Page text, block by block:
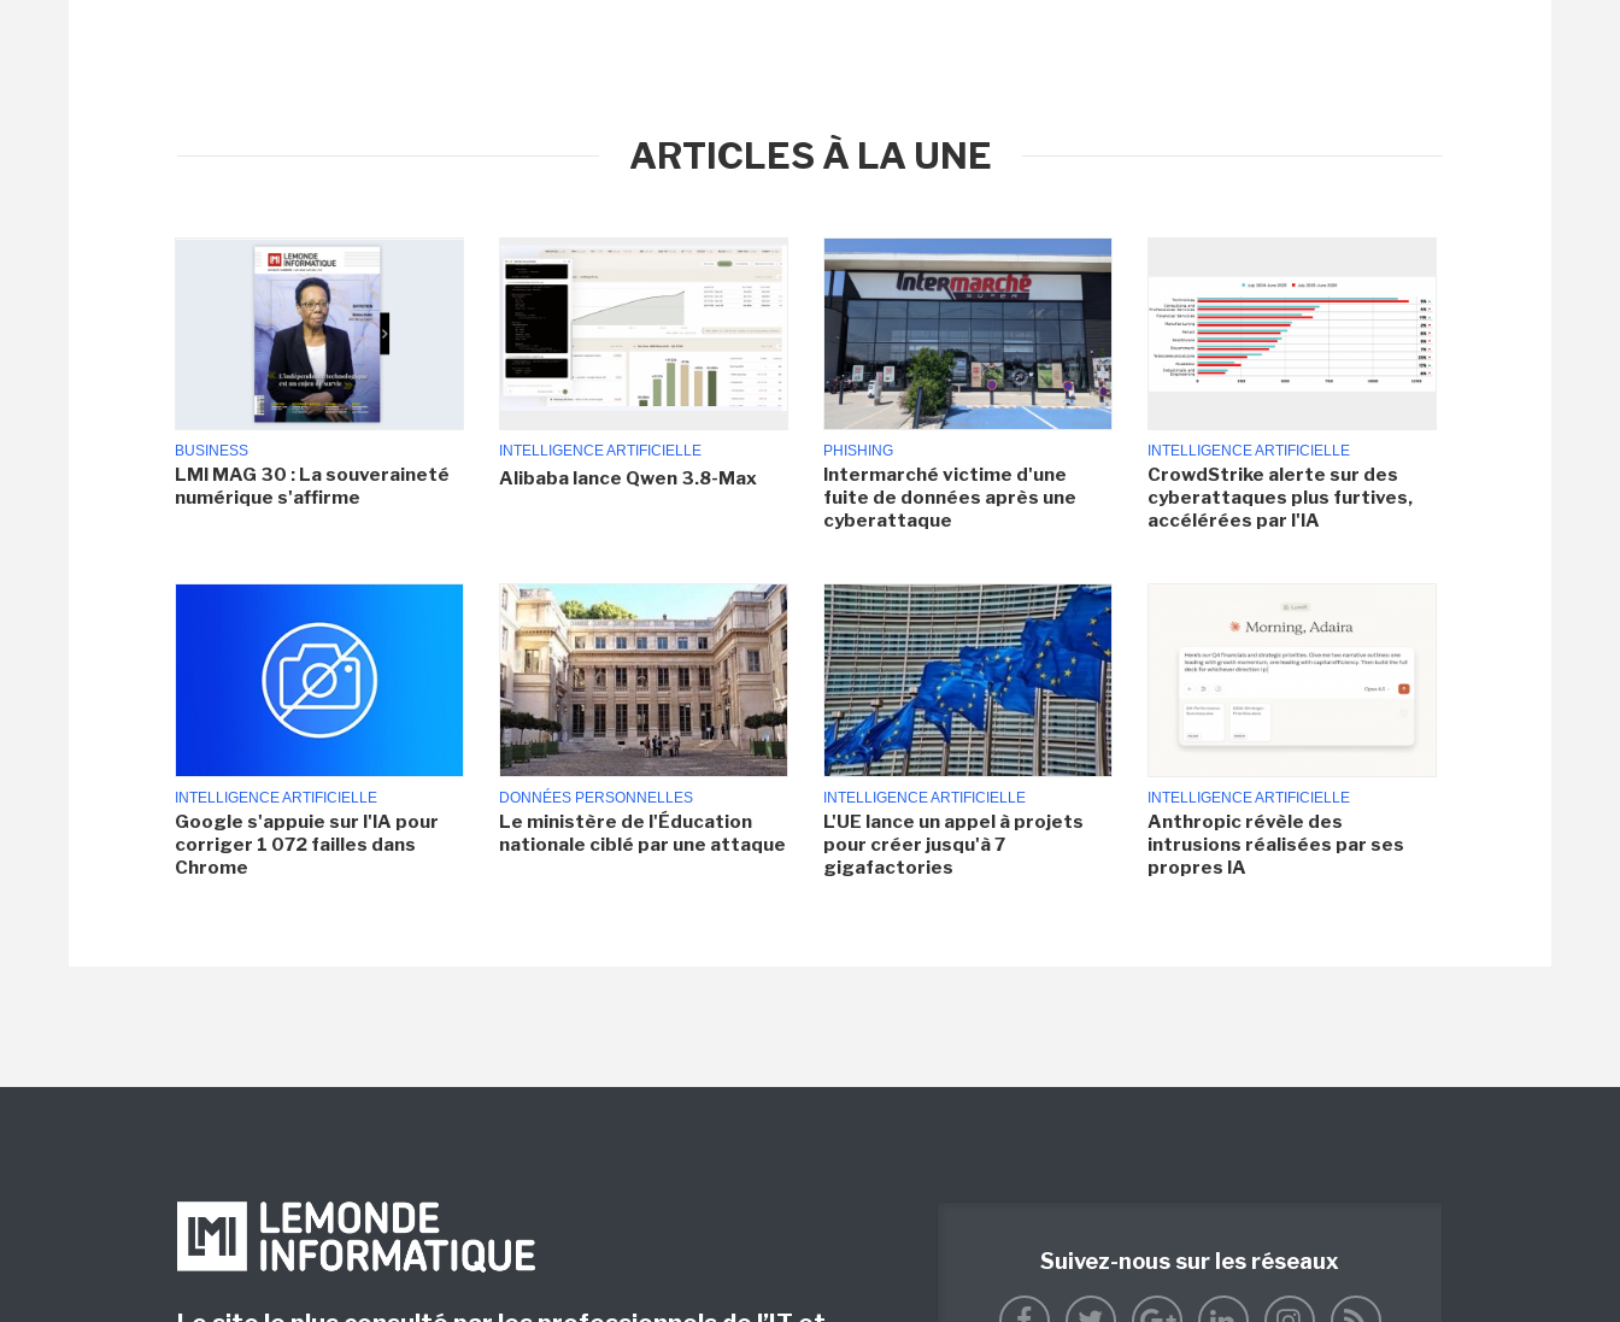
ARTICLES À LA UNE
BUSINESS
LMI MAG 30 : La souveraineté
numérique s'affirme
INTELLIGENCE ARTIFICIELLE
Alibaba lance Qwen 3.8-Max
PHISHING
Intermarché victime d'une
fuite de données après une
cyberattaque
INTELLIGENCE ARTIFICIELLE
CrowdStrike alerte sur des
cyberattaques plus furtives,
accélérées par l'IA
INTELLIGENCE ARTIFICIELLE
Google s'appuie sur l'IA pour
corriger 1 072 failles dans
Chrome
DONNÉES PERSONNELLES
Le ministère de l'Éducation
nationale ciblé par une attaque
INTELLIGENCE ARTIFICIELLE
L'UE lance un appel à projets
pour créer jusqu'à 7
gigafactories
INTELLIGENCE ARTIFICIELLE
Anthropic révèle des
intrusions réalisées par ses
propres IA
Suivez-nous sur les réseaux